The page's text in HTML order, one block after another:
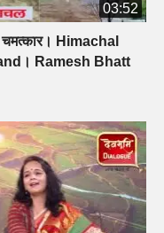
03:52
चमत्कार। Himachal
Ramesh Bhatt